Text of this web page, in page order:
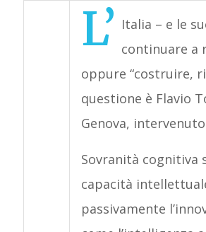
L’ Italia – e le
continuare a
oppure “costruire,
questione è Flavio
Genova,
Sovranità cognitiva
capacità
passivamente